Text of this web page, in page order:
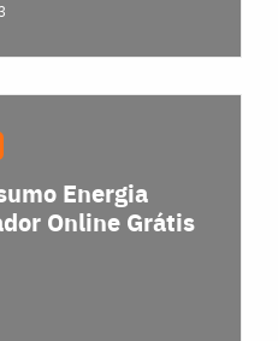
Energia
Online Grátis